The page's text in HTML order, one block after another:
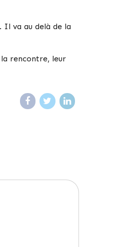
va au delà de la
rencontre, leur